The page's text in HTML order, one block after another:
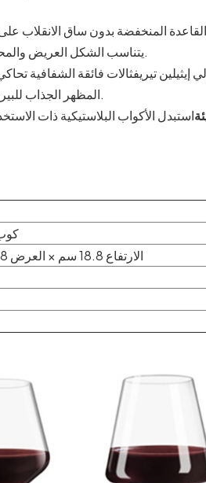
المنخفضة بدون ساق الانقلاب
يتناسب الشكل العريض والمحدد بشكل مريح في اليدين للاستخدام لفترات طويلة.
إيثيلين تيريفثالات فائقة الشفافية
المظهر الجذاب للبيرة الذهبية، والتيكيلا الكهرمانية، والنبيذ الأحمر الداكن.
استبدل الأكواب البلاستيكية ذات
كوب
الارتفاع 18.8 سم × العرض 8 سم × الارتفاع 6 سم